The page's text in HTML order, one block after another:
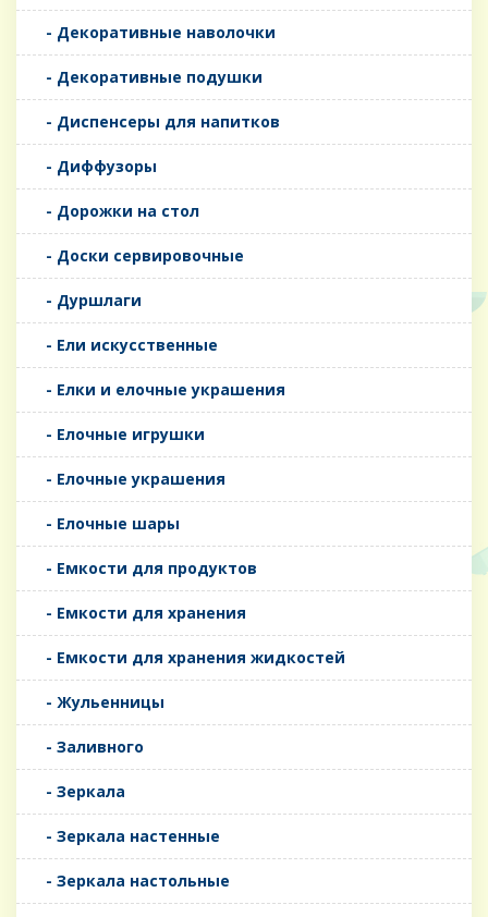
- Декоративные наволочки
- Декоративные подушки
- Диспенсеры для напитков
- Диффузоры
- Дорожки на стол
- Доски сервировочные
- Дуршлаги
- Ели искусственные
- Елки и елочные украшения
- Елочные игрушки
- Елочные украшения
- Елочные шары
- Емкости для продуктов
- Емкости для хранения
- Емкости для хранения жидкостей
- Жульенницы
- Заливного
- Зеркала
- Зеркала настенные
- Зеркала настольные